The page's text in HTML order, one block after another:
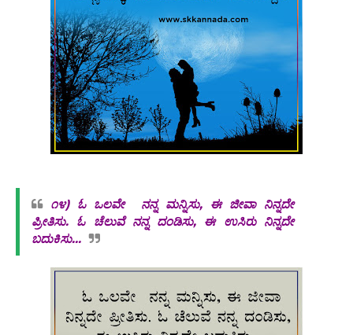
೧೪) ಓ ಒಲವೇ ನನ್ನ ಮನ್ನಿಸು, ಈ ಜೀವಾ ನಿನ್ನದೇ
ಪ್ರೀತಿಸು. ಓ ಚೆಲುವೆನನ್ನ ದಂಡಿಸು, ಈ ಉಸಿರು ನಿನ್ನದೇ
ಬದುಕಿಸು...